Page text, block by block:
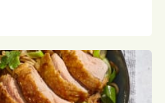
z Velkopopovické Kozlovny